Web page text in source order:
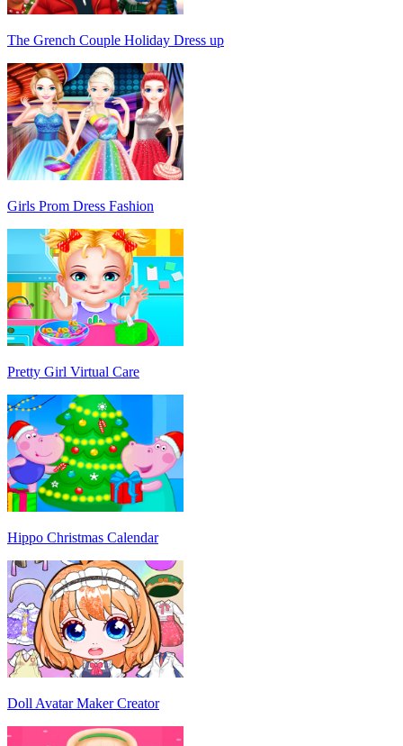
The Grench Couple Holiday Dress up
Girls Prom Dress Fashion
Pretty Girl Virtual Care
Hippo Christmas Calendar
Doll Avatar Maker Creator